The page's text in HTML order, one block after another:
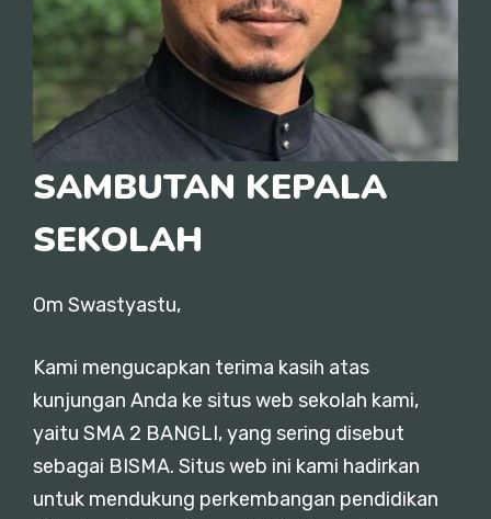
SAMBUTAN KEPALA
SEKOLAH
Om Swastyastu,
Kami mengucapkan terima kasih atas
kunjungan Anda ke situs web sekolah kami,
yaitu SMA 2 BANGLI, yang sering disebut
sebagai BISMA. Situs web ini kami hadirkan
untuk mendukung perkembangan pendidikan